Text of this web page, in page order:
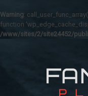
Warning:
function
/www/sites/2/site24452/